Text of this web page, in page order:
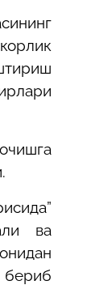
ва
бериб